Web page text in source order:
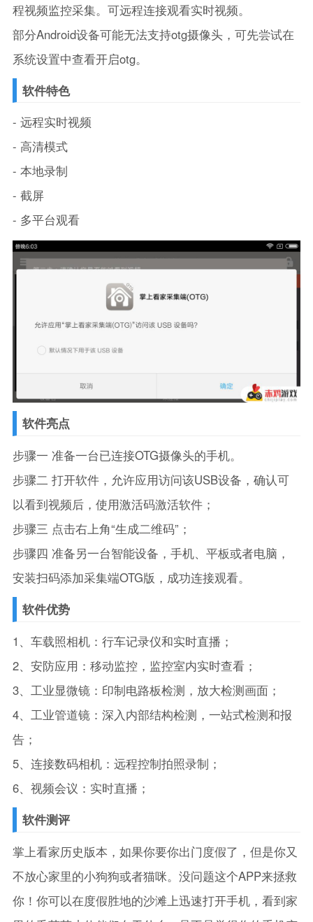
程视频监控采集。可远程连接观看实时视频。
部分Android设备可能无法支持otg摄像头，可先尝试在
系统设置中查看开启otg。
软件特色
- 远程实时视频
- 高清模式
- 本地录制
- 截屏
- 多平台观看
软件亮点
步骤一 准备一台已连接OTG摄像头的手机。
步骤二 打开软件，允许应用访问该USB设备，确认可
以看到视频后，使用激活码激活软件；
步骤三 点击右上角“生成二维码”；
步骤四 准备另一台智能设备，手机、平板或者电脑，
安装扫码添加采集端OTG版，成功连接观看。
软件优势
1、车载照相机：行车记录仪和实时直播；
2、安防应用：移动监控，监控室内实时查看；
3、工业显微镜：印制电路板检测，放大检测画面；
4、工业管道镜：深入内部结构检测，一站式检测和报
告；
5、连接数码相机：远程控制拍照录制；
6、视频会议：实时直播；
软件测评
掌上看家历史版本，如果你要你出门度假了，但是你又
不放心家里的小狗狗或者猫咪。没问题这个APP来拯救
你！你可以在度假胜地的沙滩上迅速打开手机，看到家